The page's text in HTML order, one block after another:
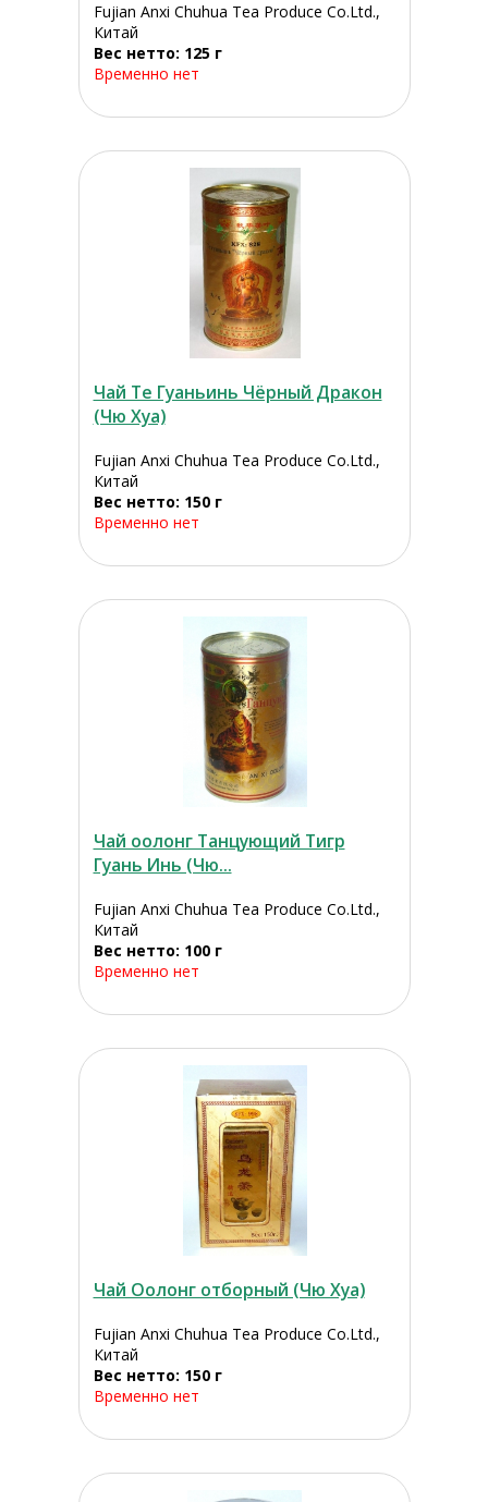
Fujian Anxi Chuhua Tea Produce Co.Ltd.,
Китай
Вес нетто: 125 г
Временно нет
Чай Те Гуаньинь Чёрный Дракон
(Чю Хуа)
Fujian Anxi Chuhua Tea Produce Co.Ltd.,
Китай
Вес нетто: 150 г
Временно нет
Чай оолонг Танцующий Тигр
Гуань Инь (Чю...
Fujian Anxi Chuhua Tea Produce Co.Ltd.,
Китай
Вес нетто: 100 г
Временно нет
Чай Оолонг отборный (Чю Хуа)
Fujian Anxi Chuhua Tea Produce Co.Ltd.,
Китай
Вес нетто: 150 г
Временно нет